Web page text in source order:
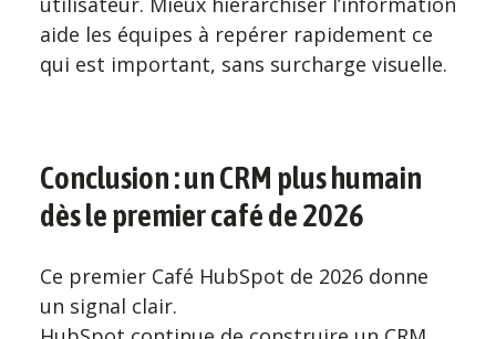
aide les équipes à repérer rapidement ce
qui est important, sans surcharge visuelle.
Conclusion : un CRM plus humain
dès le premier café de 2026
Ce premier Café HubSpot de 2026 donne
un signal clair.